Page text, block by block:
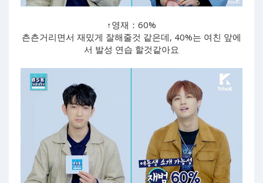
↑영재：60%
츤츤거리면서 재밌게 잘해줄것 같은데, 40%는 여친 앞에
서 발성 연습 할것같아요